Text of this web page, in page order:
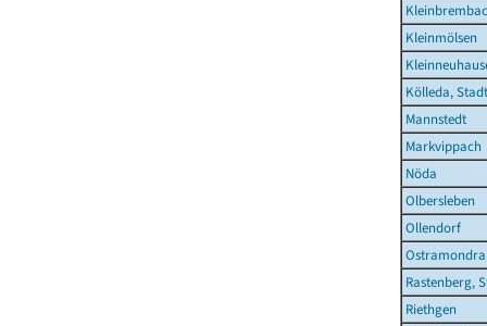
Kleinmölsen
Kölleda, Stadt
Mannstedt
Markvippach
Nöda
Olbersleben
Ollendorf
Ostramondra
Rastenberg,
Riethgen